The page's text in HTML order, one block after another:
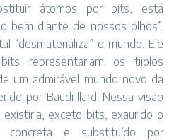
átomos por bits, está
bem diante de nossos olhos”.
“desmaterializa” o mundo. Ele
representariam os tijolos
um admirável mundo novo da
por Baudrillard. Nessa visão
exceto bits, exaurido o
concreta e substituído por